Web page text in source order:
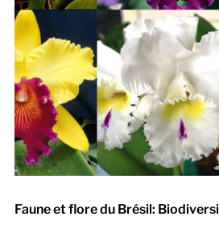
Faune et flore du Brésil: